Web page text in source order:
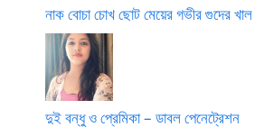
নাক বোচা চোখ ছোট মেয়ের গভীর গুদের খাল
দুই বন্ধু ও প্রেমিকা – ডাবল পেনেট্রেশন